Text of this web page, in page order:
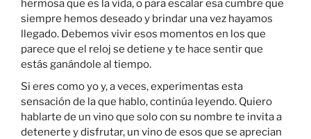
hermosa que es la vida, o para escalar esa cumbre que
siempre hemos deseado y brindar una vez hayamos
llegado. Debemos vivir esos momentos en los que
parece que el reloj se detiene y te hace sentir que
estás ganándole al tiempo.
Si eres como yo y, a veces, experimentas esta
sensación de la que hablo, continúa leyendo. Quiero
hablarte de un vino que solo con su nombre te invita a
detenerte y disfrutar, un vino de esos que se aprecian